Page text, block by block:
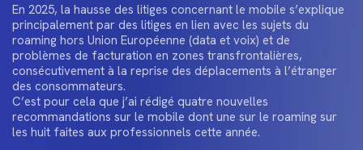
En 2025, la hausse des litiges concernant le mobile s’explique
principalement par des litiges en lien avec les sujets du
roaming hors Union Européenne (data et voix) et de
problèmes de facturation en zones transfrontalières,
consécutivement à la reprise des déplacements à l’étranger
des consommateurs.
C’est pour cela que j’ai rédigé quatre nouvelles
recommandations sur le mobile dont une sur le roaming sur
les huit faites aux professionnels cette année.